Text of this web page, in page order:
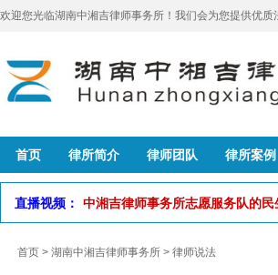
欢迎您光临湖南中湘吉律师事务所！我们会为您提供优质
首页 律所简介 律师团队 律所案例
直播视频： 中湘吉律师事务所志愿服务队的
首页 > 湖南中湘吉律师事务所 > 律师说法